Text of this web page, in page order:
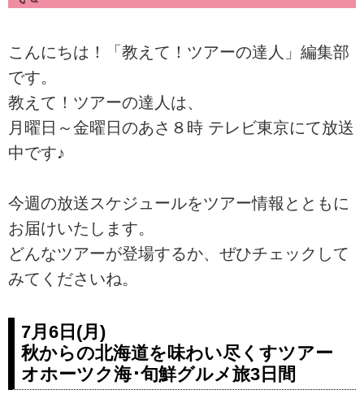
こんにちは！「教えて！ツアーの達人」編集部
です。
教えて！ツアーの達人は、
月曜日～金曜日のあさ８時 テレビ東京にて放送
中です♪
今週の放送スケジュールをツアー情報とともに
お届けいたします。
どんなツアーが登場するか、ぜひチェックして
みてくださいね。
7月6日(月)
秋からの北海道を味わい尽くすツアー
オホーツク海･旬鮮グルメ旅3日間